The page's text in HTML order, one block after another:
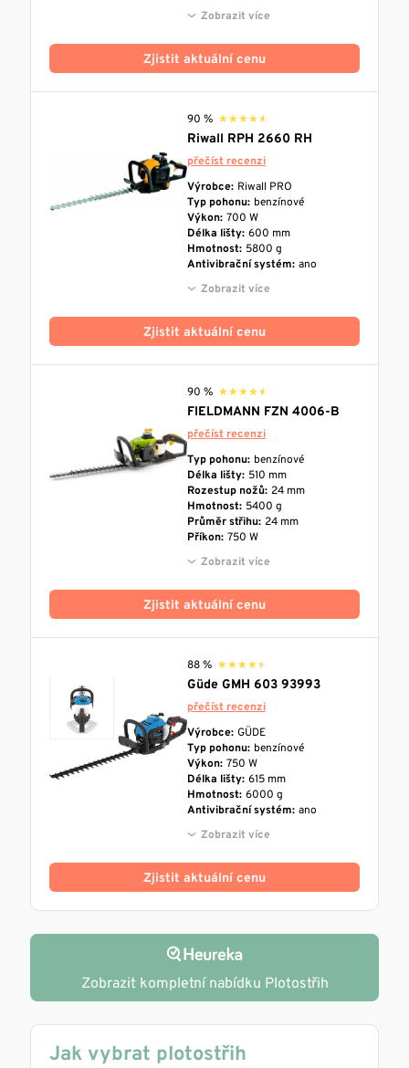
Zobrazit více
Zjistit aktuální cenu
90 % ★★★★★
★★★★★
Riwall RPH 2660 RH
přečíst recenzi
Výrobce: Riwall PRO
Typ pohonu: benzínové
Výkon: 700 W
Délka lišty: 600 mm
Hmotnost: 5800 g
Antivibrační systém: ano
Zobrazit více
Zjistit aktuální cenu
90 % ★★★★★
★★★★★
FIELDMANN FZN 4006-B
přečíst recenzi
Typ pohonu: benzínové
Délka lišty: 510 mm
Rozestup nožů: 24 mm
Hmotnost: 5400 g
Průměr střihu: 24 mm
Příkon: 750 W
Zobrazit více
Zjistit aktuální cenu
88 % ★★★★★
★★★★★
Güde GMH 603 93993
přečíst recenzi
Výrobce: GÜDE
Typ pohonu: benzínové
Výkon: 750 W
Délka lišty: 615 mm
Hmotnost: 6000 g
Antivibrační systém: ano
Zobrazit více
Zjistit aktuální cenu
Zobrazit kompletní nabídku Plotostřih
Jak vybrat plotostřih